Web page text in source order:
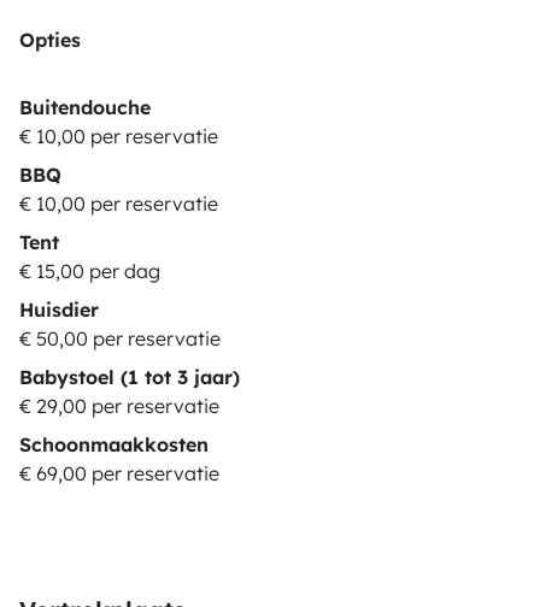
(price:10€/night): Driver(s) younger than 23 years
for at least 1 year at the time of arrival, for all
insurance packages.
**********************
water tank refill: 5€
activation fee of 15€, plus driven tolls. If you want to
avoid driving on highways, there is always an
alternative road for free.
for the check-out: 30€ refilling fee + the diesel costs +
23%VAT.Pet fee: 50€
Opties
Buitendouche
€ 10,00 per reservatie
BBQ
€ 10,00 per reservatie
Tent
€ 15,00 per dag
Huisdier
€ 50,00 per reservatie
Babystoel (1 tot 3 jaar)
€ 29,00 per reservatie
Schoonmaakkosten
€ 69,00 per reservatie